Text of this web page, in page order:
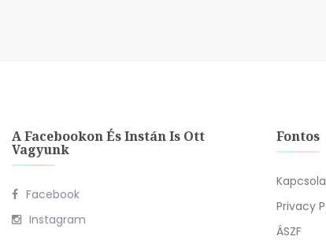
A Facebookon És Instán Is Ott
Vagyunk
Facebook
Instagram
Fontos
Privacy
ÁSZF